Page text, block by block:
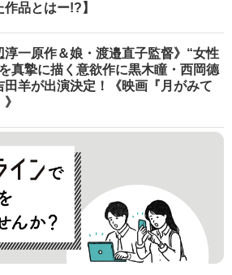
作品とはー!?】
淳一原作＆娘・渡邉直子監督》“女性
真摯に描く意欲作に黒木瞳・西岡德
田羊が出演決定！《映画『月がみて